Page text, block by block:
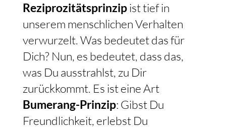
Reziprozitätsprinzipist tief in
unserem menschlichen Verhalten
verwurzelt. Was bedeutet das für
Dich? Nun, es bedeutet, dass das,
was Du ausstrahlst, zu Dir
zurückkommt. Es ist eine Art
Bumerang-Prinzip: Gibst Du
Freundlichkeit, erlebst Du